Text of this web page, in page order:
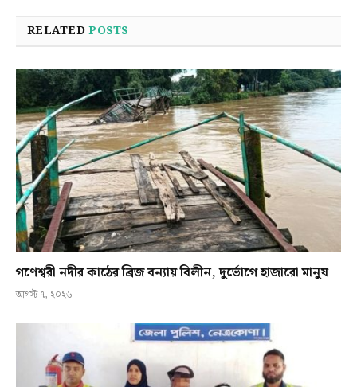
RELATEDPOSTS
গণেশ্বরী নদীর কাঠের ব্রিজ বন্যায় বিলীন, দুর্ভোগে হাজারো মানুষ
আগস্ট ৭, ২০২৬